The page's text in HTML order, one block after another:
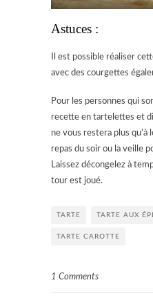
Astuces :
Il est possible réaliser
avec des courgettes
Pour les personnes qui
recette en tartelettes et
ne vous restera plus
repas du soir ou la veille
Laissez décongelez à
tour est joué.
TARTE TARTE AUX
TARTE CAROTTE
1 Comments